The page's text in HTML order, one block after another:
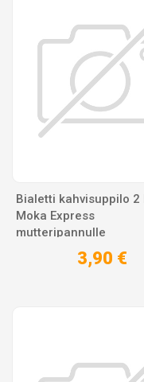
Bialetti kahvisuppilo 2
Moka Express
mutteripannulle
3,90 €